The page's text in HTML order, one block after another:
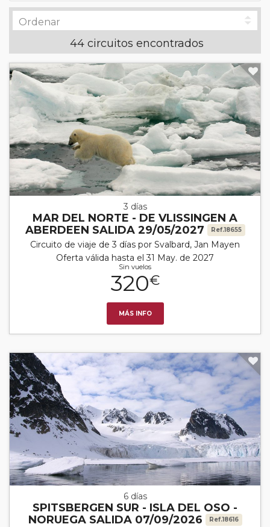
44 circuitos encontrados
3 días
MAR DEL NORTE - DE VLISSINGEN A
ABERDEEN SALIDA 29/05/2027
Ref.18655
Circuito de viaje de 3 días por Svalbard, Jan Mayen
Oferta válida hasta el 31 May. de 2027
Sin vuelos
320€
MÁS INFO
6 días
SPITSBERGEN SUR - ISLA DEL OSO -
NORUEGA SALIDA 07/09/2026
Ref.18616